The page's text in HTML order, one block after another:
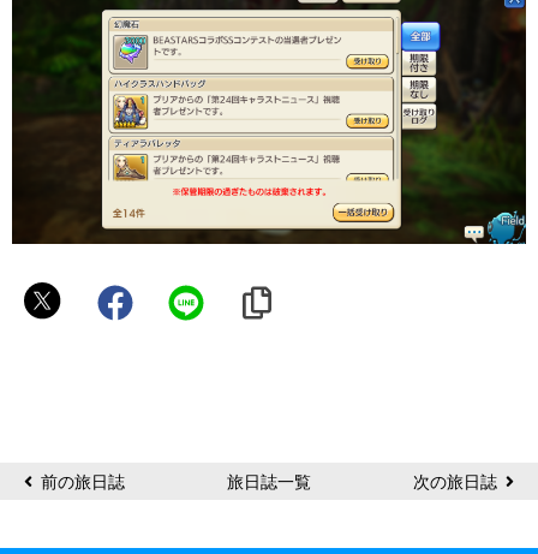
議
前の旅日誌 旅日誌一覧 次の旅日誌